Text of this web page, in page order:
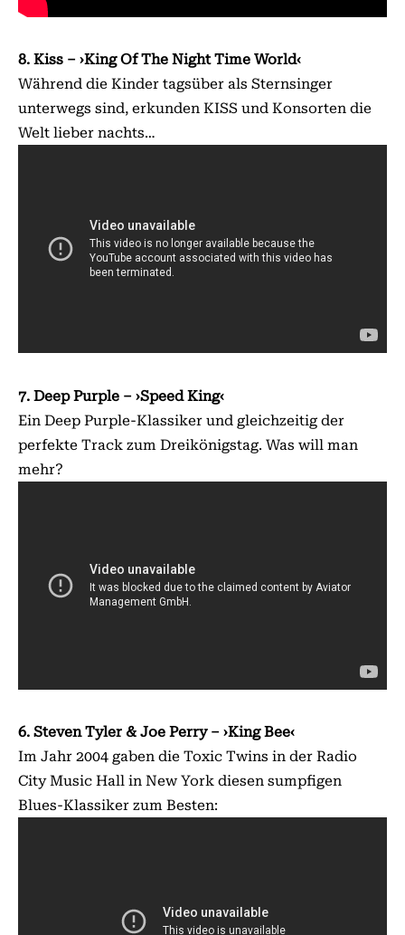
8. Kiss – ›King Of The Night Time World‹
Während die Kinder tagsüber als Sternsinger
unterwegs sind, erkunden KISS und Konsorten die
Welt lieber nachts…
7. Deep Purple – ›Speed King‹
Ein Deep Purple-Klassiker und gleichzeitig der
perfekte Track zum Dreikönigstag. Was will man
mehr?
6. Steven Tyler & Joe Perry – ›King Bee‹
Im Jahr 2004 gaben die Toxic Twins in der Radio
City Music Hall in New York diesen sumpfigen
Blues-Klassiker zum Besten: